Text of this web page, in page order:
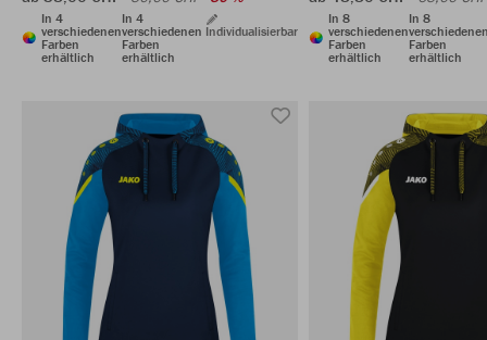
In 4
verschiedenen
Farben
erhältlich
In 4
verschiedenen
Farben
erhältlich
Individualisierbar
In 8
verschiedenen
Farben
erhältlich
In 8
Farben
erhältlich